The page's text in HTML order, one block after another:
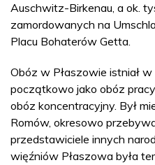
Auschwitz-Birkenau, a ok.
zamordowanych na
Placu Bohaterów Getta.
Obóz w Płaszowie istniał
początkowo jako obóz
obóz koncentracyjny. Był
Romów, okresowo
przedstawiciele innych
więźniów Płaszowa była